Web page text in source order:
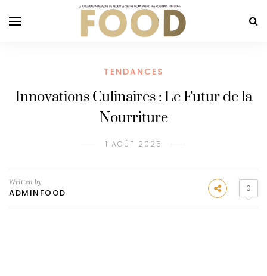
TENDANCES
Innovations Culinaires : Le Futur de la
Nourriture
1 AOÛT 2025
Written by
ADMINFOOD 0